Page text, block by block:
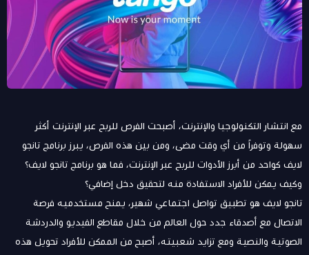
مع انتشار التكنولوجيا والإنترنت، أصبحت الفرص للربح عبر الإنترنت أكثر
سهولة وتوفراً من أي وقت مضى، ومن بين هذه الفرص، يبرز برنامج تانجو
لايف كواحد من أبرز الأدوات للربح عبر الإنترنت، فما هو برنامج تانجو لايف؟
وكيف يمكن للأفراد الاستفادة منه لتحقيق دخل إضافي؟
تانجو لايف هو تطبيق تواصل اجتماعي شهير، يمنح مستخدميه فرصة
الاتصال مع أصدقاء جدد حول العالم من خلال مقاطع الفيديو والدردشة
الصوتية والنصية ومع تزايد شعبيته، أصبح من الممكن للأفراد تحويل هذه